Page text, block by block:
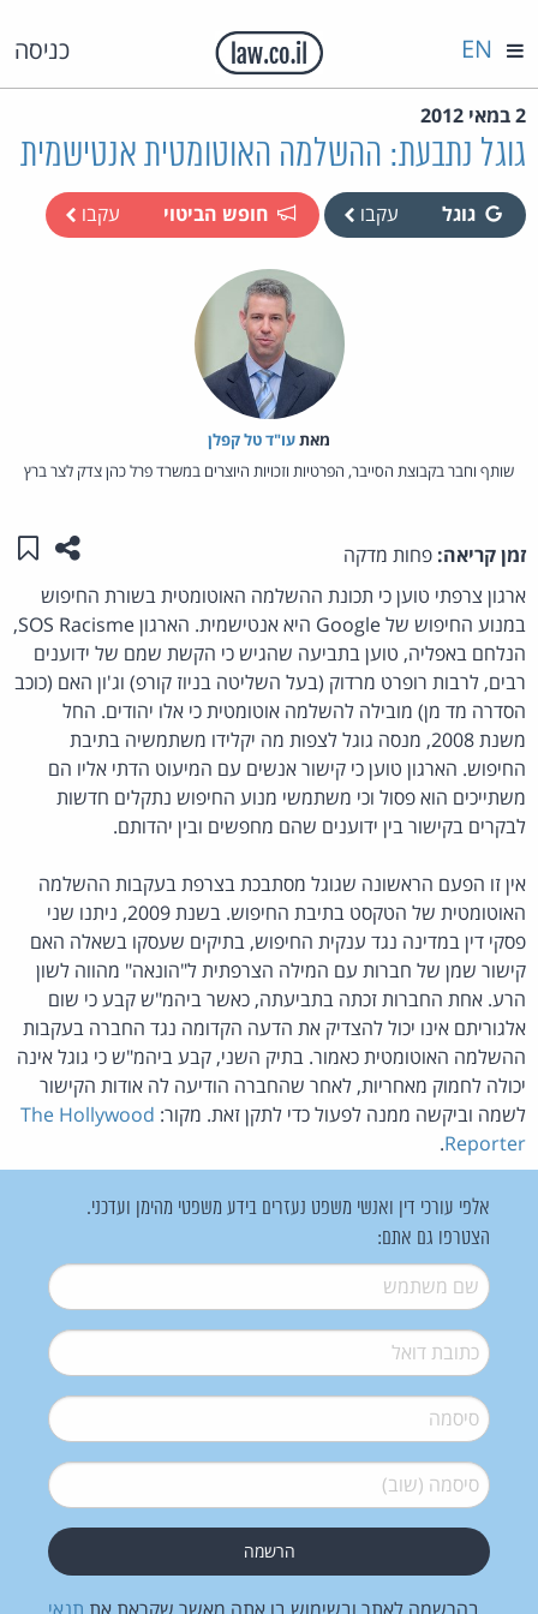
כניסה EN
2 במאי 2012
גוגל נתבעת: ההשלמה האוטומטית אנטישמית
גוגל עקבו חופש הביטוי עקבו
מאת‏עו"ד טל קפלן
שותף וחבר בקבוצת הסייבר, הפרטיות וזכויות היוצרים במשרד פרל כהן צדק לצר ברץ
זמן קריאה: פחות מדקה שתפו
ארגון צרפתי טוען כי תכונת ההשלמה האוטומטית בשורת החיפוש
במנוע החיפוש של Google היא אנטישמית. הארגון SOS Racisme,
הנלחם באפליה, טוען בתביעה שהגיש כי הקשת שמם של ידוענים
רבים, לרבות רופרט מרדוק (בעל השליטה בניוז קורפ) וג'ון האם (כוכב
הסדרה מד מן) מובילה להשלמה אוטומטית כי אלו יהודים. החל
משנת 2008, מנסה גוגל לצפות מה יקלידו משתמשיה בתיבת
החיפוש. הארגון טוען כי קישור אנשים עם המיעוט הדתי אליו הם
משתייכים הוא פסול וכי משתמשי מנוע החיפוש נתקלים חדשות
לבקרים בקישור בין ידוענים שהם מחפשים ובין יהדותם.
אין זו הפעם הראשונה שגוגל מסתבכת בצרפת בעקבות ההשלמה
האוטומטית של הטקסט בתיבת החיפוש. בשנת 2009, ניתנו שני
פסקי דין במדינה נגד ענקית החיפוש, בתיקים שעסקו בשאלה האם
קישור שמן של חברות עם המילה הצרפתית ל"הונאה" מהווה לשון
הרע. אחת החברות זכתה בתביעתה, כאשר ביהמ"ש קבע כי שום
אלגוריתם אינו יכול להצדיק את הדעה הקדומה נגד החברה בעקבות
ההשלמה האוטומטית כאמור. בתיק השני, קבע ביהמ"ש כי גוגל אינה
יכולה לחמוק מאחריות, לאחר שהחברה הודיעה לה אודות הקישור
לשמה וביקשה ממנה לפעול כדי לתקן זאת. מקור: The Hollywood
Reporter
.
אלפי עורכי דין ואנשי משפט נעזרים בידע משפטי מהימן ועדכני.
הצטרפו גם אתם:
שם משתמש*
דואל*
סיסמה*
סיסמה (שוב)*